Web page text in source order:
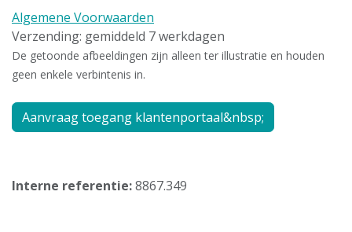
Algemene Voorwaarden
Verzending: gemiddeld 7 werkdagen
De getoonde afbeeldingen zijn alleen ter illustratie en houden
geen enkele verbintenis in.
Aanvraag toegang klantenportaal&nbsp;
Interne referentie:8867.349